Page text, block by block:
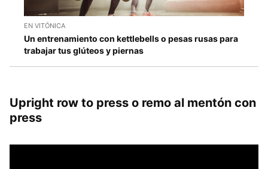
EN VITÓNICA
Un entrenamiento con kettlebells o pesas rusas para
trabajar tus glúteos y piernas
Upright row to press o remo al mentón con
press